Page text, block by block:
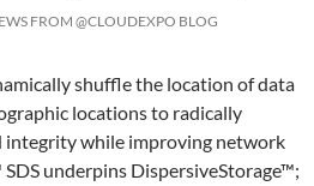
FROM @CLOUDEXPO BLOG
shuffle the location of data
locations to radically
integrity while improving network
underpins DispersiveStorage™;